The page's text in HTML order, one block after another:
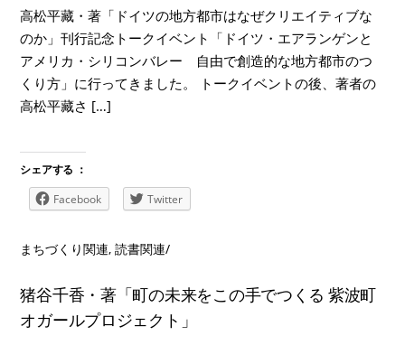
高松平藏・著「ドイツの地方都市はなぜクリエイティブな
のか」刊行記念トークイベント「ドイツ・エアランゲンと
アメリカ・シリコンバレー 自由で創造的な地方都市のつ
くり方」に行ってきました。 トークイベントの後、著者の
高松平藏さ […]
シェアする ：
Facebook
Twitter
まちづくり関連,読書関連/
猪谷千香・著「町の未来をこの手でつくる 紫波町
オガールプロジェクト」